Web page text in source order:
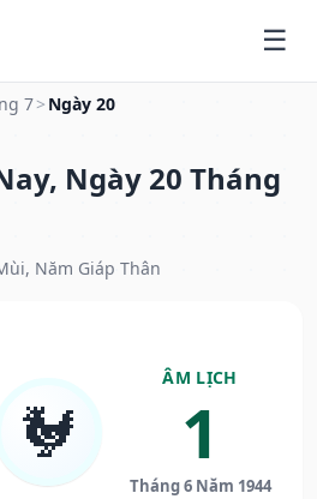
7> Ngày 20
Ngày 20 Tháng
Năm Giáp Thân
🐓
ÂM LỊCH
1
Tháng 6 Năm 1944